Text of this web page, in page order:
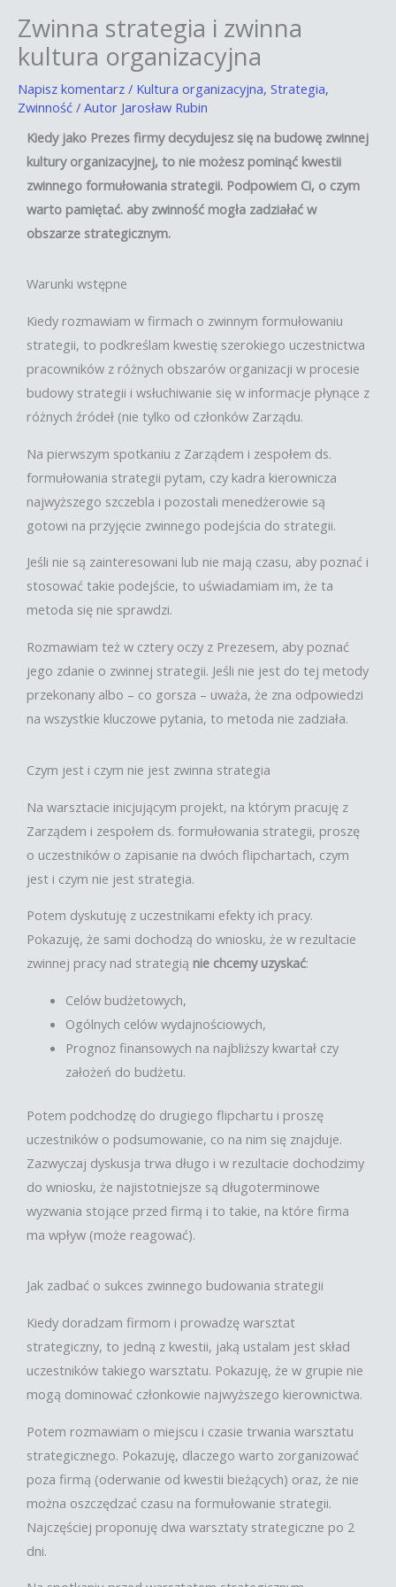
Zwinna strategia i zwinna
kultura organizacyjna
Napisz komentarz / Kultura organizacyjna, Strategia,
Zwinność / Autor Jarosław Rubin
Kiedy jako Prezes firmy decydujesz się na budowę zwinnej
kultury organizacyjnej, to nie możesz pominąć kwestii
zwinnego formułowania strategii. Podpowiem Ci, o czym
warto pamiętać. aby zwinność mogła zadziałać w
obszarze strategicznym.
Warunki wstępne
Kiedy rozmawiam w firmach o zwinnym formułowaniu
strategii, to podkreślam kwestię szerokiego uczestnictwa
pracowników z różnych obszarów organizacji w procesie
budowy strategii i wsłuchiwanie się w informacje płynące z
różnych źródeł (nie tylko od członków Zarządu.
Na pierwszym spotkaniu z Zarządem i zespołem ds.
formułowania strategii pytam, czy kadra kierownicza
najwyższego szczebla i pozostali menedżerowie są
gotowi na przyjęcie zwinnego podejścia do strategii.
Jeśli nie są zainteresowani lub nie mają czasu, aby poznać i
stosować takie podejście, to uświadamiam im, że ta
metoda się nie sprawdzi.
Rozmawiam też w cztery oczy z Prezesem, aby poznać
jego zdanie o zwinnej strategii. Jeśli nie jest do tej metody
przekonany albo – co gorsza – uważa, że zna odpowiedzi
na wszystkie kluczowe pytania, to metoda nie zadziała.
Czym jest i czym nie jest zwinna strategia
Na warsztacie inicjującym projekt, na którym pracuję z
Zarządem i zespołem ds. formułowania strategii, proszę
o uczestników o zapisanie na dwóch flipchartach, czym
jest i czym nie jest strategia.
Potem dyskutuję z uczestnikami efekty ich pracy.
Pokazuję, że sami dochodzą do wniosku, że w rezultacie
zwinnej pracy nad strategią nie chcemy uzyskać:
Celów budżetowych,
Ogólnych celów wydajnościowych,
Prognoz finansowych na najbliższy kwartał czy
założeń do budżetu.
Potem podchodzę do drugiego flipchartu i proszę
uczestników o podsumowanie, co na nim się znajduje.
Zazwyczaj dyskusja trwa długo i w rezultacie dochodzimy
do wniosku, że najistotniejsze są długoterminowe
wyzwania stojące przed firmą i to takie, na które firma
ma wpływ (może reagować).
Jak zadbać o sukces zwinnego budowania strategii
Kiedy doradzam firmom i prowadzę warsztat
strategiczny, to jedną z kwestii, jaką ustalam jest skład
uczestników takiego warsztatu. Pokazuję, że w grupie nie
mogą dominować członkowie najwyższego kierownictwa.
Potem rozmawiam o miejscu i czasie trwania warsztatu
strategicznego. Pokazuję, dlaczego warto zorganizować
poza firmą (oderwanie od kwestii bieżących) oraz, że nie
można oszczędzać czasu na formułowanie strategii.
Najczęściej proponuję dwa warsztaty strategiczne po 2
dni.